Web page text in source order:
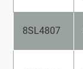
8SL4807